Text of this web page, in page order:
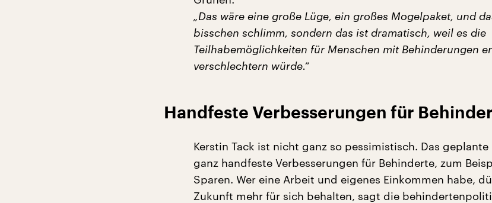
„Das wäre eine große Lüge, ein großes Mogelpaket, und
bisschen schlimm, sondern das ist dramatisch, weil es die
Teilhabemöglichkeiten für Menschen mit Behinderungen
verschlechtern würde.“
Handfeste Verbesserungen für
Kerstin Tack ist nicht ganz so pessimistisch. Das
ganz handfeste Verbesserungen für Behinderte, zum
Sparen. Wer eine Arbeit und eigenes Einkommen habe,
Zukunft mehr für sich behalten, sagt die